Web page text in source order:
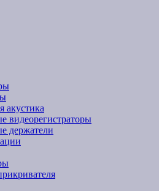
акустика
видеорегистраторы
держатели